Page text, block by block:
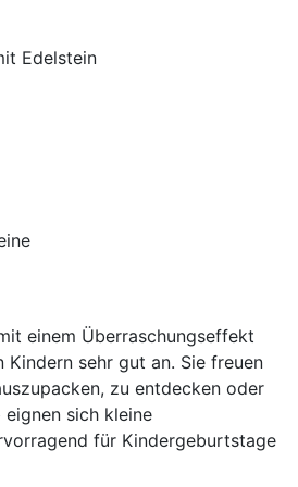
Edelstein
einem Überraschungseffekt
Kindern sehr gut an. Sie freuen
zu entdecken oder
eignen sich kleine
für Kindergeburtstage